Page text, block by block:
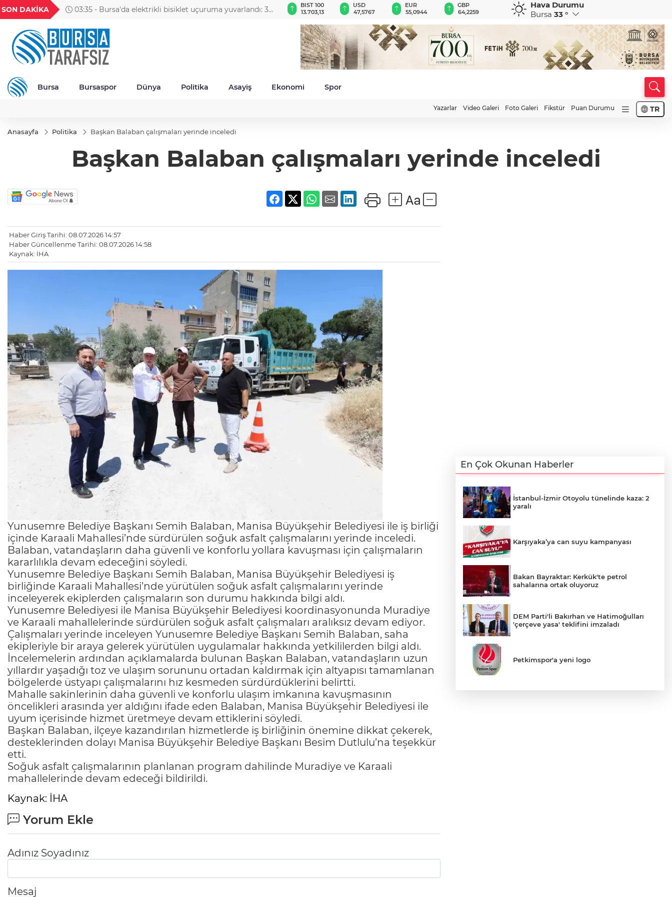
SON DAKİKA
03:35 - Bursa'da elektrikli bisiklet uçuruma yuvarlandı: 3
18,1938
TND
16,2433
BGN
28,0626
0,0018
GAU/TRY
6.568,25
BIST 100
13.703,13
USD
47,5767
EUR
55,0944
GBP
64,2259
CHF
58,9989
CAD
33,9710
Hava Durumu
Bursa 33 °
Bursa Bursaspor Dünya Politika Asayiş Ekonomi Spor
Yazarlar Video Galeri Foto Galeri Fikstür Puan Durumu TR
Anasayfa Politika Başkan Balaban çalışmaları yerinde inceledi
Başkan Balaban çalışmaları yerinde inceledi
Haber Giriş Tarihi: 08.07.2026 14:57
Haber Güncellenme Tarihi: 08.07.2026 14:58
Kaynak: İHA
Yunusemre Belediye Başkanı Semih Balaban, Manisa Büyükşehir Belediyesi ile iş birliği
içinde Karaali Mahallesi’nde sürdürülen soğuk asfalt çalışmalarını yerinde inceledi.
Balaban, vatandaşların daha güvenli ve konforlu yollara kavuşması için çalışmaların
kararlılıkla devam edeceğini söyledi.
Yunusemre Belediye Başkanı Semih Balaban, Manisa Büyükşehir Belediyesi iş
birliğinde Karaali Mahallesi’nde yürütülen soğuk asfalt çalışmalarını yerinde
inceleyerek ekiplerden çalışmaların son durumu hakkında bilgi aldı.
Yunusemre Belediyesi ile Manisa Büyükşehir Belediyesi koordinasyonunda Muradiye
ve Karaali mahallelerinde sürdürülen soğuk asfalt çalışmaları aralıksız devam ediyor.
Çalışmaları yerinde inceleyen Yunusemre Belediye Başkanı Semih Balaban, saha
ekipleriyle bir araya gelerek yürütülen uygulamalar hakkında yetkililerden bilgi aldı.
İncelemelerin ardından açıklamalarda bulunan Başkan Balaban, vatandaşların uzun
yıllardır yaşadığı toz ve ulaşım sorununu ortadan kaldırmak için altyapısı tamamlanan
bölgelerde üstyapı çalışmalarını hız kesmeden sürdürdüklerini belirtti.
Mahalle sakinlerinin daha güvenli ve konforlu ulaşım imkanına kavuşmasının
öncelikleri arasında yer aldığını ifade eden Balaban, Manisa Büyükşehir Belediyesi ile
uyum içerisinde hizmet üretmeye devam ettiklerini söyledi.
Başkan Balaban, ilçeye kazandırılan hizmetlerde iş birliğinin önemine dikkat çekerek,
desteklerinden dolayı Manisa Büyükşehir Belediye Başkanı Besim Dutlulu’na teşekkür
etti.
Soğuk asfalt çalışmalarının planlanan program dahilinde Muradiye ve Karaali
mahallelerinde devam edeceği bildirildi.
Kaynak: İHA
Yorum Ekle
Adınız Soyadınız
Mesaj
En Çok Okunan Haberler
İstanbul-İzmir Otoyolu tünelinde kaza: 2
yaralı
Karşıyaka’ya can suyu kampanyası
Bakan Bayraktar: Kerkük'te petrol
sahalarına ortak oluyoruz
DEM Parti'li Bakırhan ve Hatimoğulları
'çerçeve yasa' teklifini imzaladı
Petkimspor'a yeni logo